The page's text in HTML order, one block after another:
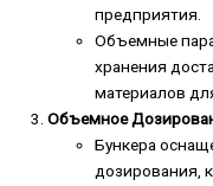
предприятия.
Объемные
хранения
материалов
Объемное
Бункера
дозирования,